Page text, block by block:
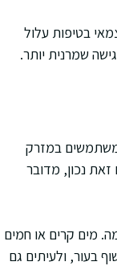
בטיפות עלול
שמרנית יותר.
משתמשים במזרק
נכון, מדובר
מים קרים או חמים
בעור, ולעיתים גם